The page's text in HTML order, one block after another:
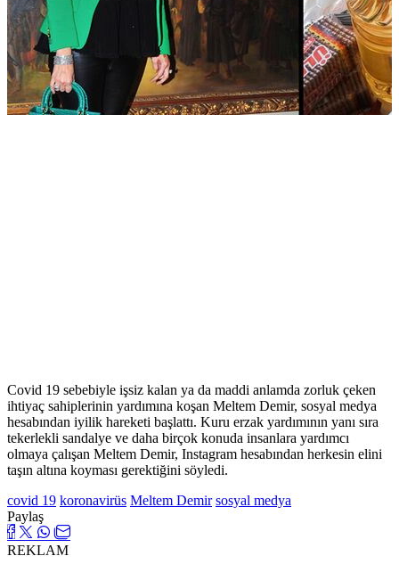
Covid 19 sebebiyle işsiz kalan ya da maddi anlamda zorluk çeken
ihtiyaç sahiplerinin yardımına koşan Meltem Demir, sosyal medya
hesabından iyilik hareketi başlattı. Kuru erzak yardımının yanı sıra
tekerlekli sandalye ve daha birçok konuda insanlara yardımcı
olmaya çalışan Meltem Demir, Instagram hesabından herkesin elini
taşın altına koyması gerektiğini söyledi.
covid 19 koronavirüs Meltem Demir sosyal medya
Paylaş
REKLAM